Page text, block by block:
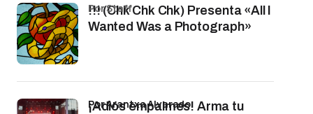
!!! (Chk Chk Chk) Presenta «All I
Wanted Was a Photograph»
por Staff
¡Adiós empalmes! Arma tu
por Arantxa Alvarado